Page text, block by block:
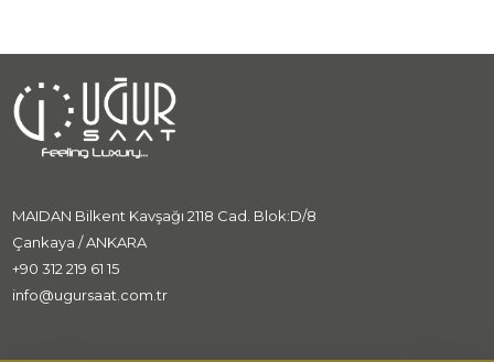
MAIDAN Bilkent Kavşağı 2118 Cad. Blok:D/8
Çankaya / ANKARA
+90 312 219 61 15
info@ugursaat.com.tr